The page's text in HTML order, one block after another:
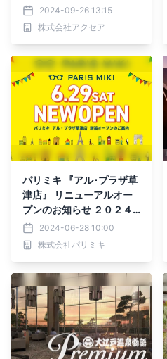
オープン！
2024-09-26 13:15
株式会社アクセア
パリミキ 『アル･プラザ草
津店』 リニューアルオー
プンのお知らせ ２０２４
年６月２９日（土）オープ
ン！
2024-06-28 10:00
株式会社パリミキ